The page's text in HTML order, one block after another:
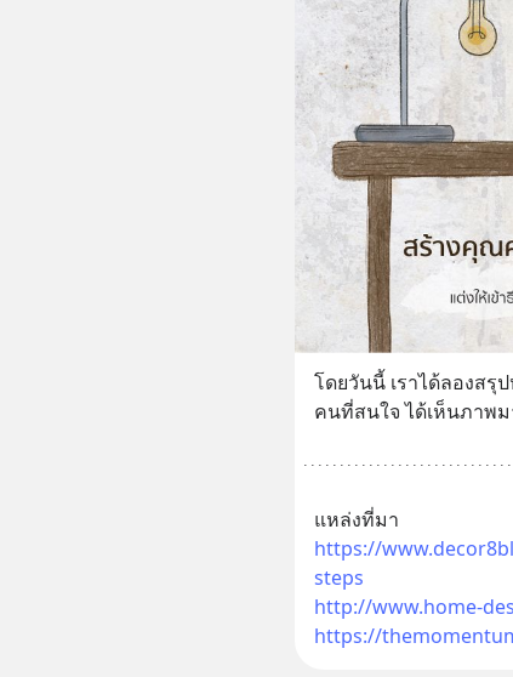
โดยวันนี้ เราได้ลองสรุ
คนที่สนใจ ได้เห็นภาพ
แหล่งที่มา
https://
steps
http://www.home-
https://